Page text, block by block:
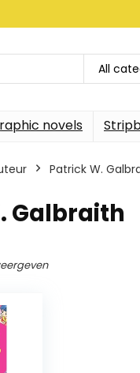
All
novels
Patrick W.
Galbraith